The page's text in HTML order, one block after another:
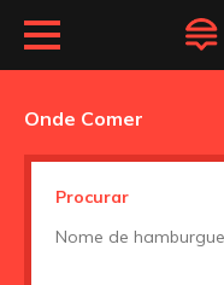
Onde Comer
Procurar